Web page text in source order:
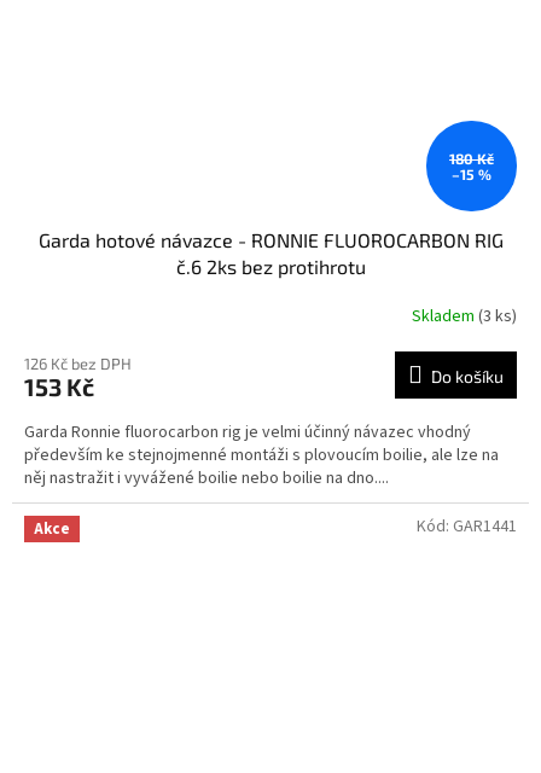
180 Kč
–15 %
Garda hotové návazce - RONNIE FLUOROCARBON RIG
č.6 2ks bez protihrotu
Skladem (3 ks)
126 Kč bez DPH
153 Kč Do košíku
Garda Ronnie fluorocarbon rig je velmi účinný návazec vhodný
především ke stejnojmenné montáži s plovoucím boilie, ale lze na
něj nastražit i vyvážené boilie nebo boilie na dno....
Akce Kód: GAR1441